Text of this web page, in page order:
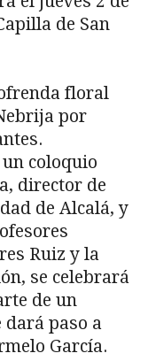
de San
floral
por
coloquio
director de
de Alcalá, y
Ruiz y la
se celebrará
de un
dará paso a
García.